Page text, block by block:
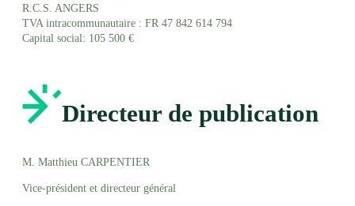
R.C.S. ANGERS
TVA intracommunautaire : FR 47 842 614 794
Capital social: 105 500 €
Directeur de publication
M. Matthieu CARPENTIER
Vice-président et directeur général